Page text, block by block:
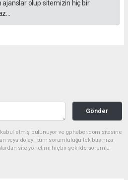
olup sitemizin hiç bir
Gönder
kabul etmiş bulunuyor ve gphaber.com sitesine
veya dolaylı tüm sorumluluğu tek başınıza
site yönetimi hiçbir şekilde sorumlu